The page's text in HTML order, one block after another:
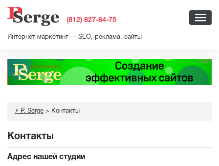
(812) 627-64-75
Интернет-маркетинг — SEO, реклама, сайты
⚡ P. Serge > Контакты
Контакты
Адрес нашей студии